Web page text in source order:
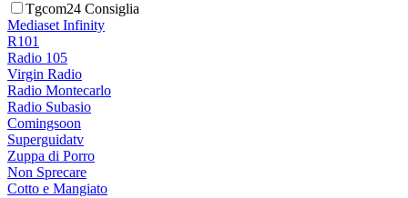
Tgcom24 Consiglia
Mediaset Infinity
R101
Radio 105
Virgin Radio
Radio Montecarlo
Radio Subasio
Comingsoon
Superguidatv
Zuppa di Porro
Non Sprecare
Cotto e Mangiato